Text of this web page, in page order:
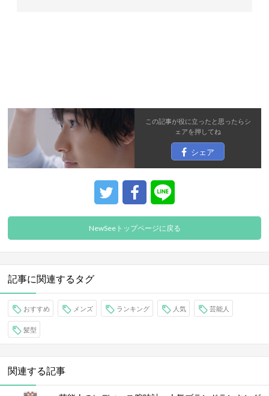
この記事が役に立ったと思ったらシ
ェアを押してね
シェア
NewSeeトップページに戻る
記事に関連するタグ
おすすめ メンズ ランキング 人気 芸能人
髪型
関連する記事